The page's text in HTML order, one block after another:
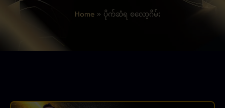
Home» ပိုက်ဆံရ စလော့ဂိမ်း